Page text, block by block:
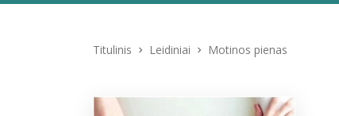
Titulinis Leidiniai Motinos pienas